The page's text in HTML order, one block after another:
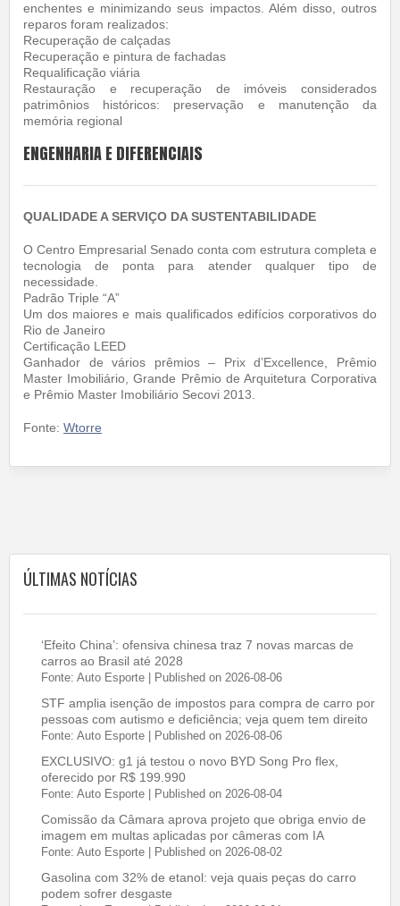
enchentes e minimizando seus impactos. Além disso, outros
reparos foram realizados:
Recuperação de calçadas
Recuperação e pintura de fachadas
Requalificação viária
Restauração e recuperação de imóveis considerados
patrimônios históricos: preservação e manutenção da
memória regional
ENGENHARIA E DIFERENCIAIS
QUALIDADE A SERVIÇO DA SUSTENTABILIDADE
O Centro Empresarial Senado conta com estrutura completa e
tecnologia de ponta para atender qualquer tipo de
necessidade.
Padrão Triple “A”
Um dos maiores e mais qualificados edifícios corporativos do
Rio de Janeiro
Certificação LEED
Ganhador de vários prêmios – Prix d’Excellence, Prêmio
Master Imobiliário, Grande Prêmio de Arquitetura Corporativa
e Prêmio Master Imobiliário Secovi 2013.
Fonte: Wtorre
ÚLTIMAS NOTÍCIAS
‘Efeito China’: ofensiva chinesa traz 7 novas marcas de
carros ao Brasil até 2028
Fonte: Auto Esporte Published on 2026-08-06
STF amplia isenção de impostos para compra de carro por
pessoas com autismo e deficiência; veja quem tem direito
Fonte: Auto Esporte Published on 2026-08-06
EXCLUSIVO: g1 já testou o novo BYD Song Pro flex,
oferecido por R$ 199.990
Fonte: Auto Esporte Published on 2026-08-04
Comissão da Câmara aprova projeto que obriga envio de
imagem em multas aplicadas por câmeras com IA
Fonte: Auto Esporte Published on 2026-08-02
Gasolina com 32% de etanol: veja quais peças do carro
podem sofrer desgaste